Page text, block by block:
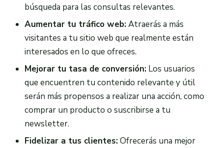
búsqueda para las consultas relevantes.
Aumentar tu tráfico web:Atraerás a más
visitantes a tu sitio web que realmente están
interesados en lo que ofreces.
Mejorar tu tasa de conversión:Los usuarios
que encuentren tu contenido relevante y útil
serán más propensos a realizar una acción, como
comprar un producto o suscribirse a tu
newsletter.
Fidelizar a tus clientes:Ofrecerás una mejor